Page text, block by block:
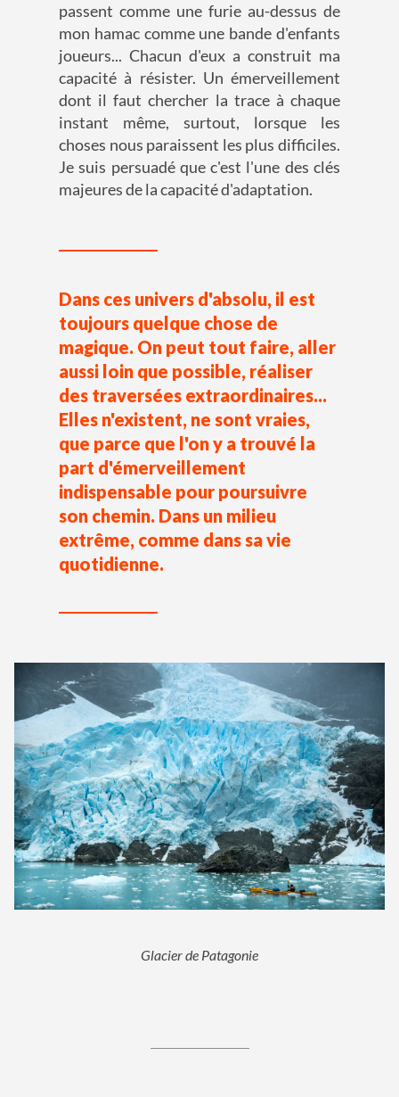
passent comme une furie au-dessus de
mon hamac comme une bande d'enfants
joueurs... Chacun d'eux a construit ma
capacité à résister. Un émerveillement
dont il faut chercher la trace à chaque
instant même, surtout, lorsque les
choses nous paraissent les plus difficiles.
Je suis persuadé que c'est l'une des clés
majeures de la capacité d'adaptation.
Dans ces univers d'absolu, il est
toujours quelque chose de
magique. On peut tout faire, aller
aussi loin que possible, réaliser
des traversées extraordinaires...
Elles n'existent, ne sont vraies,
que parce que l'on y a trouvé la
part d'émerveillement
indispensable pour poursuivre
son chemin. Dans un milieu
extrême, comme dans sa vie
quotidienne.
Glacier de Patagonie